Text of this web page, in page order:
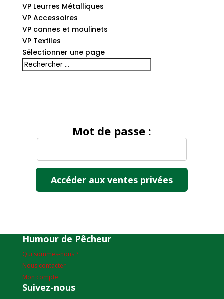
VP Leurres Métalliques
VP Accessoires
VP cannes et moulinets
VP Textiles
Sélectionner une page
Mot de passe :
Humour de Pêcheur
Qui sommes-nous ?
Nous contacter
Mon compte
Suivez-nous